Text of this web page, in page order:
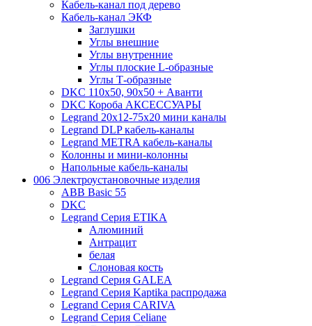
Кабель-канал под дерево
Кабель-канал ЭКФ
Заглушки
Углы внешние
Углы внутренние
Углы плоские L-образные
Углы Т-образные
DKC 110х50, 90х50 + Аванти
DKC Короба АКСЕССУАРЫ
Legrand 20х12-75х20 мини каналы
Legrand DLP кабель-каналы
Legrand METRA кабель-каналы
Колонны и мини-колонны
Напольные кабель-каналы
006 Электроустановочные изделия
ABB Basic 55
DKC
Legrand Серия ETIKA
Алюминий
Антрацит
белая
Слоновая кость
Legrand Серия GALEA
Legrand Серия Kaptika распродажа
Legrand Серия CARIVA
Legrand Серия Celiane